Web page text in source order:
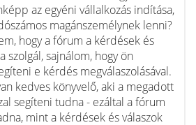
az egyéni vállalkozás indítása,
magánszemélynek lenni?
hogy a fórum a kérdések és
szolgál, sajnálom, hogy ön
e kérdés megválaszolásával.
kedves könyvelő, aki a megadott
segíteni tudna - ezáltal a fórum
mint a kérdések és válaszok